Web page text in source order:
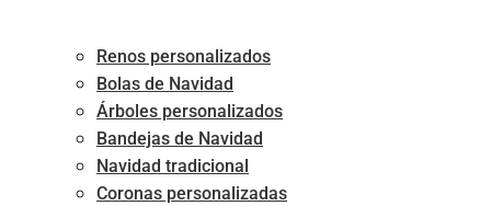
Renos personalizados
Bolas de Navidad
Árboles personalizados
Bandejas de Navidad
Navidad tradicional
Coronas personalizadas